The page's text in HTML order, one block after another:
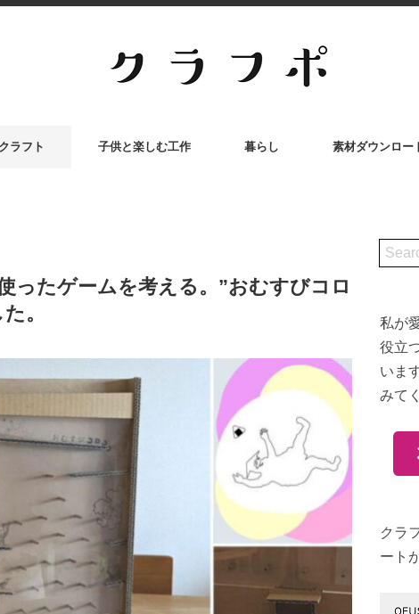
クラフト 子供と楽しむ工作 暮らし 素材ダウンロー
ったゲームを考える。”おむすびコロ
。
私が
役立
いま
みて
クラ
ート